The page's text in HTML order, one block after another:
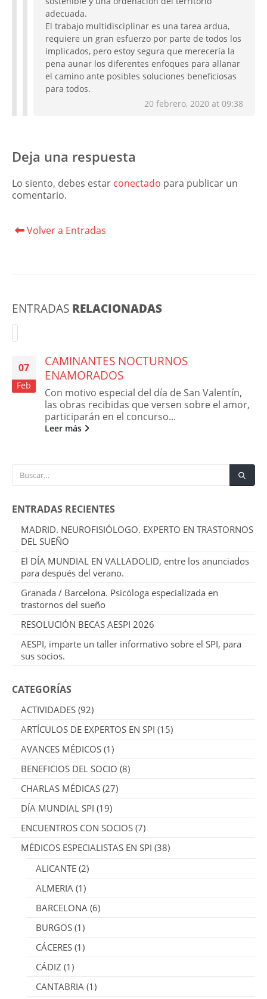
adecuada.
El trabajo multidisciplinar es una tarea ardua,
requiere un gran esfuerzo por parte de todos los
implicados, pero estoy segura que merecería la
pena aunar los diferentes enfoques para allanar
el camino ante posibles soluciones beneficiosas
para todos.
20 febrero, 2020 at 09:38
Deja una respuesta
Lo siento, debes estar conectado para publicar un
comentario.
Volver a Entradas
ENTRADAS RELACIONADAS
07
Feb
CAMINANTES NOCTURNOS
ENAMORADOS
Con motivo especial del día de San Valentín,
las obras recibidas que versen sobre el amor,
participarán en el concurso...
Leer más
ENTRADAS RECIENTES
MADRID. NEUROFISIÓLOGO. EXPERTO EN TRASTORNOS
DEL SUEÑO
El DÍA MUNDIAL EN VALLADOLID, entre los anunciados
para después del verano.
Granada / Barcelona. Psicóloga especializada en
trastornos del sueño
RESOLUCIÓN BECAS AESPI 2026
AESPI, imparte un taller informativo sobre el SPI, para
sus socios.
CATEGORÍAS
ACTIVIDADES (92)
ARTÍCULOS DE EXPERTOS EN SPI (15)
AVANCES MÉDICOS (1)
BENEFICIOS DEL SOCIO (8)
CHARLAS MÉDICAS (27)
DÍA MUNDIAL SPI (19)
ENCUENTROS CON SOCIOS (7)
MÉDICOS ESPECIALISTAS EN SPI (38)
ALICANTE (2)
ALMERIA (1)
BARCELONA (6)
BURGOS (1)
CÁCERES (1)
CÁDIZ (1)
CANTABRIA (1)